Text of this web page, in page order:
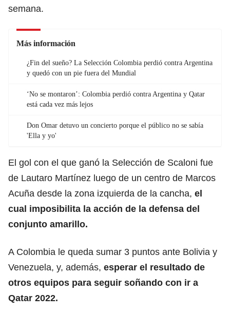
semana.
Más información
¿Fin del sueño? La Selección Colombia perdió contra Argentina
y quedó con un pie fuera del Mundial
‘No se montaron’: Colombia perdió contra Argentina y Qatar
está cada vez más lejos
Don Omar detuvo un concierto porque el público no se sabía
'Ella y yo'
El gol con el que ganó la Selección de Scaloni fue
de Lautaro Martínez luego de un centro de Marcos
Acuña desde la zona izquierda de la cancha, el
cual imposibilita la acción de la defensa del
conjunto amarillo.
A Colombia le queda sumar 3 puntos ante Bolivia y
Venezuela, y, además, esperar el resultado de
otros equipos para seguir soñando con ir a
Qatar 2022.